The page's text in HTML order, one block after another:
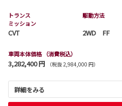
トランス
ミッション
CVT
駆動方法
2WD FF
車両本体価格 （消費税込）
3,282,400 円 （税抜 2,984,000 円）
詳細をみる